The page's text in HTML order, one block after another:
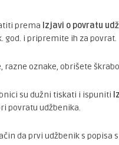
prema Izjavi o povratu
god. i pripremite ih za povrat.
oznake, obrišete
su dužni tiskati i ispuniti
povratu udžbenika.
da prvi udžbenik s popisa